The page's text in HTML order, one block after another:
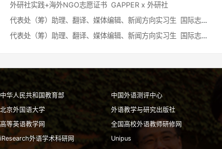
外研社实践+海外NGO志愿证书 GAPPER x 外研社
代表处（筹）助理、翻译、媒体编辑、新闻方向实习生 国际志愿者协会（IAVE）中国代表处（筹）
代表处（筹）助理、翻译、媒体编辑、新闻方向实习生 国际志愿者协会（IAVE）中国代表处（筹）
中华人民共和国教育部
中国外语测评中心
北京外国语大学
外语教学与研究出版社
高等英语教学网
全国高校外语教师研修网
iResearch外语学术科研网
Unipus